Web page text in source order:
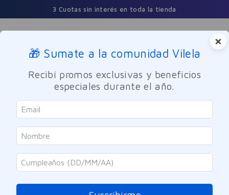
3 Cuotas sin interés en toda la tienda
Buscar
Maquillaje Labios
Maybelline
Labial Lifter Glaze Pink Drip 002
Maybelline 2.8g
×
🎁 Sumate a la comunidad Vilela
Recibí promos exclusivas y beneficios
especiales durante el año.